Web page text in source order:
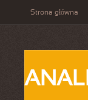
Strona główna